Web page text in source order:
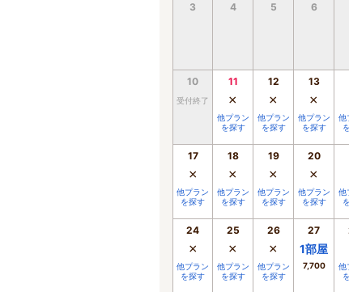
3 4 5 6
10
受付終了
11
×
他プラン
を探す
12
×
他プラン
を探す
13
×
他プラン
を探す
他
17
×
他プラン
を探す
18
×
他プラン
を探す
19
×
他プラン
を探す
20
×
他プラン
を探す
他
24
×
他プラン
を探す
25
×
他プラン
を探す
26
×
他プラン
を探す
27
1部屋
7,700
他